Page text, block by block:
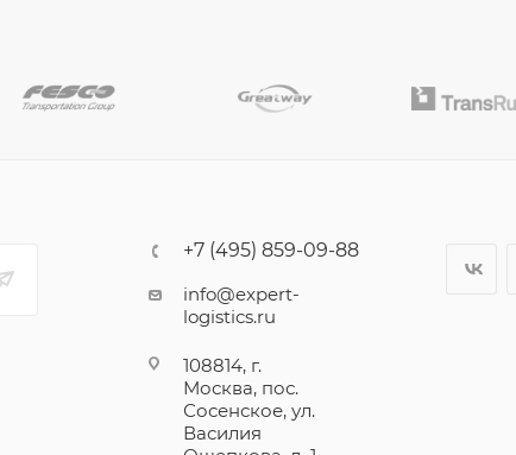
+7 (495) 859-09-88
info@expert-
logistics.ru
108814, г.
Москва, пос.
Сосенское, ул.
Василия